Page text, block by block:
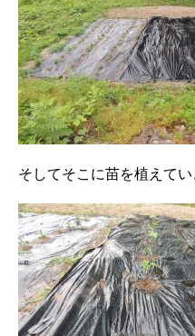
そしてそこに苗を植えてい